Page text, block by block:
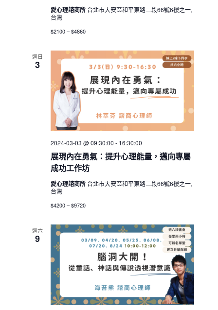
愛心理諮商所 台北市大安區和平東路二段66號6樓之一,
台灣
$2100 – $4860
週日
3
展現內在勇氣：提升心理能量，邁向專屬
成功工作坊
2024-03-03 @ 09:30:00 - 16:30:00
愛心理諮商所 台北市大安區和平東路二段66號6樓之一,
台灣
$4200 – $9720
週六
9